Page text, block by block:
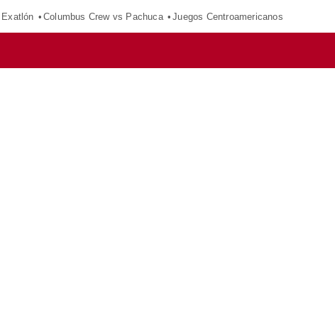
Exatlón Columbus Crew vs Pachuca Juegos Centroamericanos